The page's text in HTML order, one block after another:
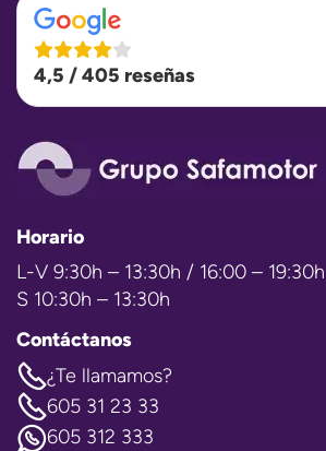
4,5 / 405 reseñas
Horario
L-V 9:30h – 13:30h / 16:00 – 19:30h
S 10:30h – 13:30h
Contáctanos
¿Te llamamos?
605 31 23 33
605 312 333